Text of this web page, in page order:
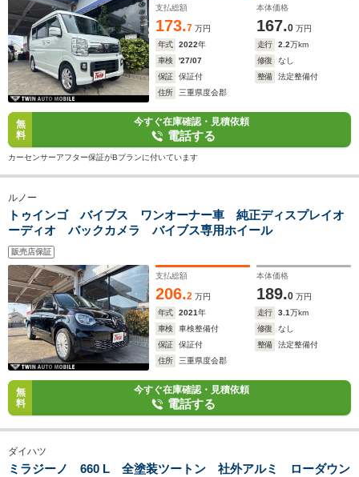
支払総額
173.7 万円
本体価格
167.0 万円
年式
2022年 走行 2.2万km
車検
'27/07 修復
なし
保証
保証付 整備
法定整備付
住所
三重県度会郡
無
料
今すぐ在庫確認・見積依頼
電話する
カーセンサーアフター保証がBプランに付いています
ルノー
トゥインゴ バイブス ワンオーナー車 純正ディスプレイオ
ーディオ バックカメラ バイブス専用ホイール
販売店保証
支払総額
206.2 万円
本体価格
189.0 万円
年式
2021年 走行 3.1万km
車検
車検整備付 修復
なし
保証
保証付 整備
法定整備付
住所
三重県度会郡
無
料
今すぐ在庫確認・見積依頼
電話する
ダイハツ
ミラジーノ 660 L 全塗装ツートン 社外アルミ ローダウン